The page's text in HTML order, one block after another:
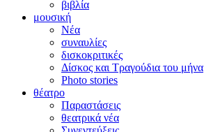
βιβλία
μουσική
Νέα
συναυλίες
δισκοκριτικές
Δίσκος και Τραγούδια του μήνα
Photo stories
θέατρο
Παραστάσεις
θεατρικά νέα